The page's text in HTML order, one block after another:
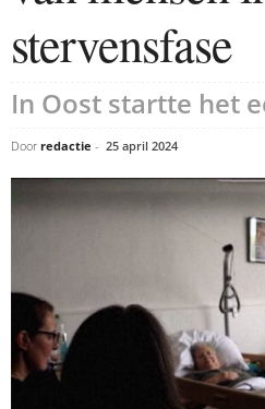
stervensfase
In Oost startte het
Door redactie - 25 april 2024
E-MAIL
Met de
Je ontvangt een